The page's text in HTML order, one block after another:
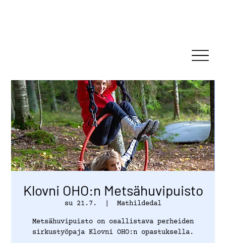
Klovni OHO:n Metsähuvipuisto
su 21.7. Mathildedal
Metsähuvipuisto on osallistava perheiden
sirkustyöpaja Klovni OHO:n opastuksella.